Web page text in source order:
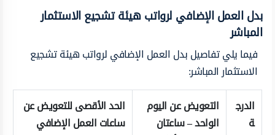
بدل العمل الإضافي لرواتب هيئة تشجيع الاستثمار
المباشر
فيما يلي تفاصيل بدل العمل الإضافي لرواتب هيئة تشجيع
الاستثمار المباشر:
الدرج
ة
التعويض عن اليوم
الواحد – ساعتان
الحد الأقصى للتعويض عن
ساعات العمل الإضافي